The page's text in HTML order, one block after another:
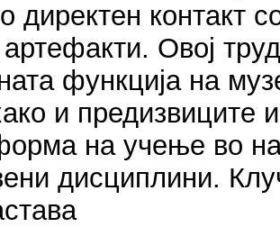
директен контакт
артефакти. Овој
функција на
и
на учење во
дисциплини.